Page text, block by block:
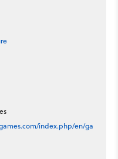
index.php/en/ga